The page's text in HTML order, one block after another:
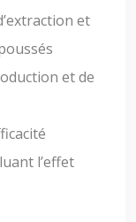
et
et de
l’effet